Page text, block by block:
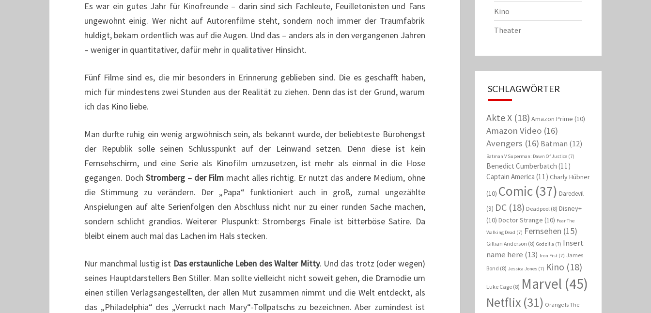
Es war ein gutes Jahr für Kinofreunde – darin sind sich Fachleute, Feuilletonisten und Fans
ungewohnt einig. Wer nicht auf Autorenfilme steht, sondern noch immer der Traumfabrik
huldigt, bekam ordentlich was auf die Augen. Und das – anders als in den vergangenen Jahren
– weniger in quantitativer, dafür mehr in qualitativer Hinsicht.
Fünf Filme sind es, die mir besonders in Erinnerung geblieben sind. Die es geschafft haben,
mich für mindestens zwei Stunden aus der Realität zu ziehen. Denn das ist der Grund, warum
ich das Kino liebe.
Man durfte ruhig ein wenig argwöhnisch sein, als bekannt wurde, der beliebteste Bürohengst
der Republik solle seinen Schlusspunkt auf der Leinwand setzen. Denn diese ist kein
Fernsehschirm, und eine Serie als Kinofilm umzusetzen, ist mehr als einmal in die Hose
gegangen. Doch Stromberg – der Film macht alles richtig. Er nutzt das andere Medium, ohne
die Stimmung zu verändern. Der „Papa“ funktioniert auch in groß, zumal ungezählte
Anspielungen auf alte Serienfolgen den Abschluss nicht nur zu einer runden Sache machen,
sondern schlicht grandios. Weiterer Pluspunkt: Strombergs Finale ist bitterböse Satire. Da
bleibt einem auch mal das Lachen im Hals stecken.
Nur manchmal lustig ist Das erstaunliche Leben des Walter Mitty. Und das trotz (oder wegen)
seines Hauptdarstellers Ben Stiller. Man sollte vielleicht nicht soweit gehen, die Dramödie um
einen stillen Verlagsangestellten, der allen Mut zusammen nimmt und die Welt entdeckt, als
das „Philadelphia“ des „Verrückt nach Mary“-Tollpatschs zu bezeichnen. Aber zumindest ist
Kino
Theater
SCHLAGWÖRTER
Akte X(18) Amazon Prime (10)
Amazon Video(16)
Avengers (16) Batman (12)
Batman V Superman: Dawn Of Justice(7)
Benedict Cumberbatch (11)
Captain America (11) Charly Hübner
(10) Comic(37) Daredevil
(9) DC(18) Deadpool(8) Disney+
(10) Doctor Strange (10) Fear The
Walking Dead (7) Fernsehen (15)
Gillian Anderson (8) Godzilla (7) Insert
name here (13) Iron Fist(7) James
Bond (8) Jessica Jones(7) Kino (18)
Luke Cage(8) Marvel (45)
Netflix(31) Orange Is The